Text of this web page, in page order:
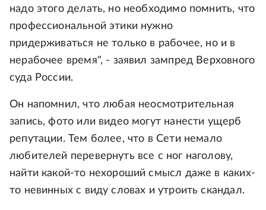
надо этого делать, но необходимо помнить, что
профессиональной этики нужно
придерживаться не только в рабочее, но и в
нерабочее время", - заявил зампред Верховного
суда России.
Он напомнил, что любая неосмотрительная
запись, фото или видео могут нанести ущерб
репутации. Тем более, что в Сети немало
любителей перевернуть все с ног наголову,
найти какой-то нехороший смысл даже в каких-
то невинных с виду словах и утроить скандал.